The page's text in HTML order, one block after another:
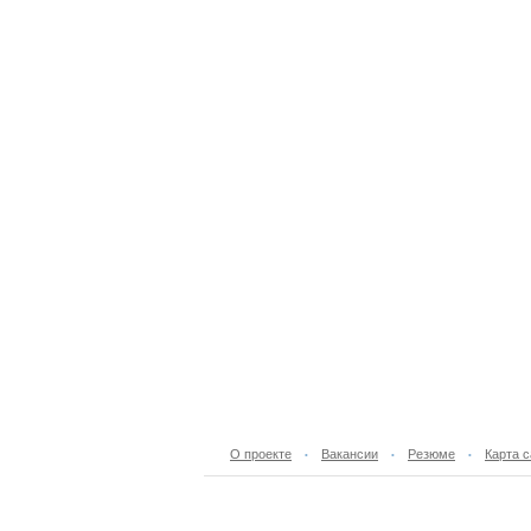
О проекте • Вакансии • Резюме • Карта